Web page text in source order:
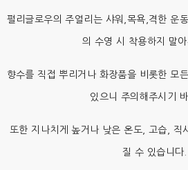
펄리글로우의 주얼리는 샤워,목욕,격한 운
의 수영 시 착용하지 말아
향수를 직접 뿌리거나 화장품을 비롯한 모
있으니 주의해주시기
또한 지나치게 높거나 낮은 온도, 고습, 직
질 수 있습니다.